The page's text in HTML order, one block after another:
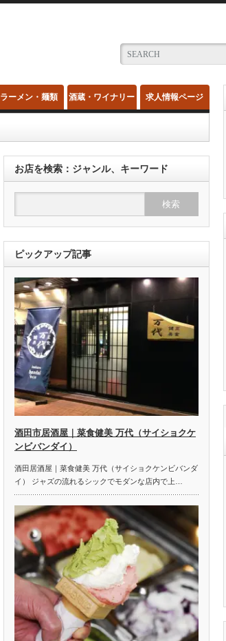
ラーメン・麺類 酒蔵・ワイナリー 求人情報ページ
お店を検索：ジャンル、キーワード
ピックアップ記事
酒田市居酒屋｜菜食健美 万代（サイショクケ
ンビバンダイ）
酒田居酒屋｜菜食健美 万代（サイショクケンビバンダ
イ） ジャズの流れるシックでモダンな店内で上…